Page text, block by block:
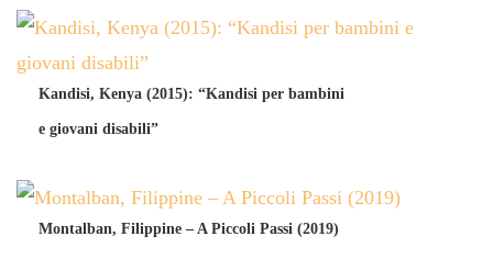
Kandisi, Kenya (2015): “Kandisi per bambini
e giovani disabili”
Montalban, Filippine – A Piccoli Passi (2019)